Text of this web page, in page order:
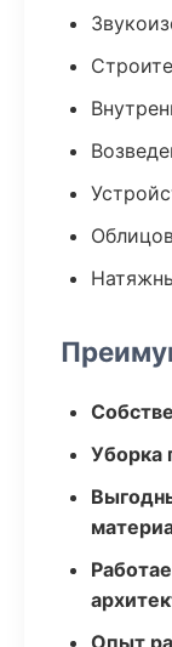
Уборка
Опыт